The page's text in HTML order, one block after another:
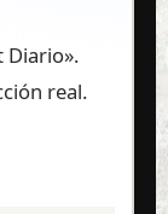
Diario».
real.